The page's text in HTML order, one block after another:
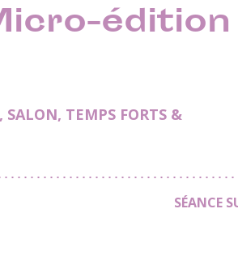
édition
, SALON, TEMPS FORTS &
SÉANCE